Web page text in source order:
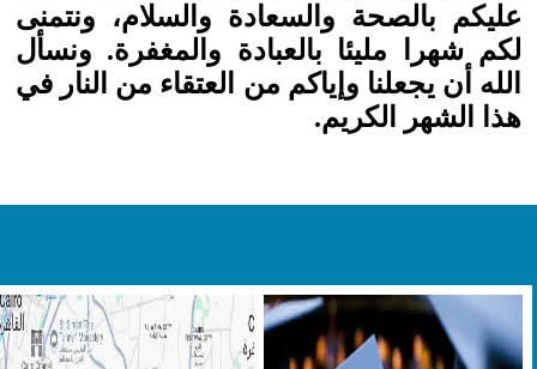
عليكم بالصحة والسعادة والسلام، ونتمنى
لكم شهرا مليئا بالعبادة والمغفرة. ونسأل
الله أن يجعلنا وإياكم من العتقاء من النار في
هذا الشهر الكريم.